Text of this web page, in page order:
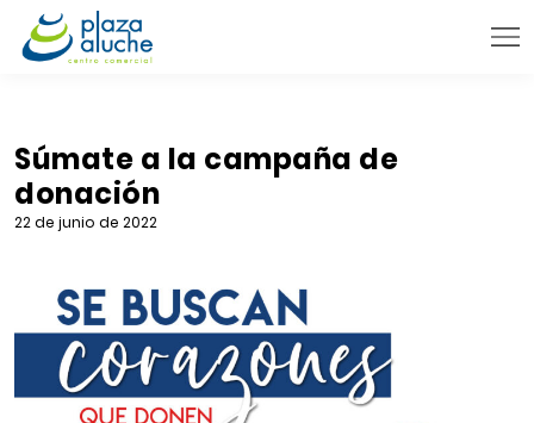
TIENDAS
VENTA TELEFÓNICA
BLOG
CONTACTO
Súmate a la campaña de
donación
22 de junio de 2022